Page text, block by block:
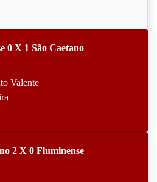
0 X 1 São Caetano
Valente
2 X 0 Fluminense